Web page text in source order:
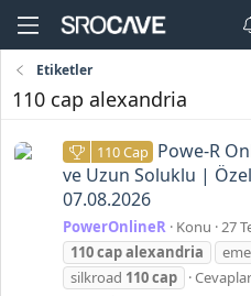
Etiketler
110 cap alexandria
110 Cap Powe-R
ve Uzun Soluklu |
07.08.2026
PowerOnlineR Konu 27
110capalexandria
silkroad 110cap